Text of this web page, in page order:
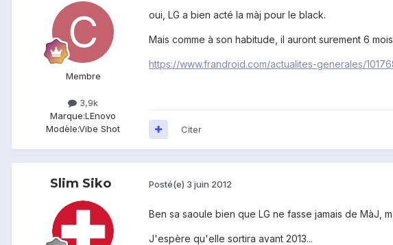
Membre
3,9k
Marque:LEnovo
Modèle:Vibe Shot
oui, LG a bien acté la màj pour le black.
Mais comme à son habitude, il auront surement 6
https://www.frandroid.com/actualites-generales/
Citer
Slim Siko Posté(e) 3 juin 2012
Ben sa saoule bien que LG ne fasse jamais de MàJ,
J'espère qu'elle sortira avant 2013...